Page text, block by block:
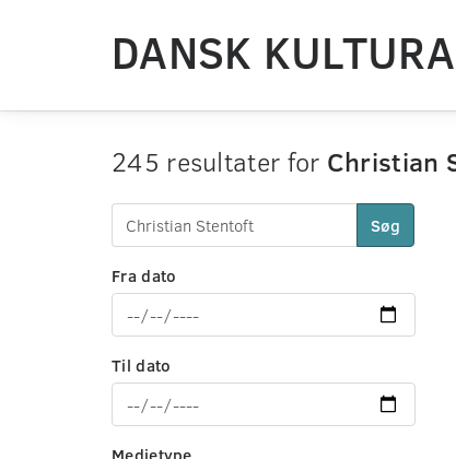
DANSK
245 resultater for Christian
Søg
Fra dato
Til dato
Medietype